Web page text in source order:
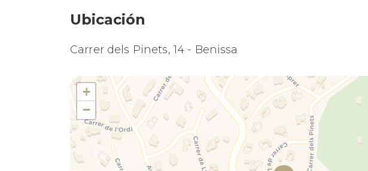
Ubicación
Carrer dels Pinets, 14 - Benissa
+
−